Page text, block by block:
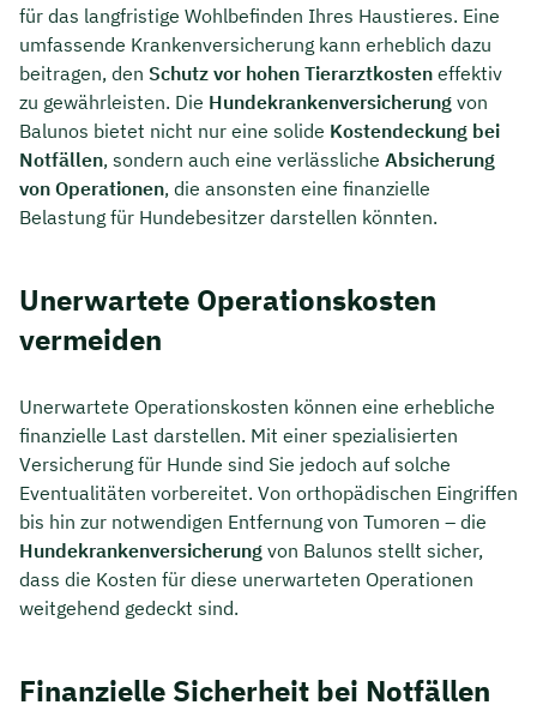
für das langfristige Wohlbefinden Ihres Haustieres. Eine
umfassende Krankenversicherung kann erheblich dazu
beitragen, den Schutz vor hohen Tierarztkosten effektiv
zu gewährleisten. Die Hundekrankenversicherung von
Balunos bietet nicht nur eine solide Kostendeckung bei
Notfällen, sondern auch eine verlässliche Absicherung
von Operationen, die ansonsten eine finanzielle
Belastung für Hundebesitzer darstellen könnten.
Unerwartete Operationskosten
vermeiden
Unerwartete Operationskosten können eine erhebliche
finanzielle Last darstellen. Mit einer spezialisierten
Versicherung für Hunde sind Sie jedoch auf solche
Eventualitäten vorbereitet. Von orthopädischen Eingriffen
bis hin zur notwendigen Entfernung von Tumoren – die
Hundekrankenversicherung von Balunos stellt sicher,
dass die Kosten für diese unerwarteten Operationen
weitgehend gedeckt sind.
Finanzielle Sicherheit bei Notfällen